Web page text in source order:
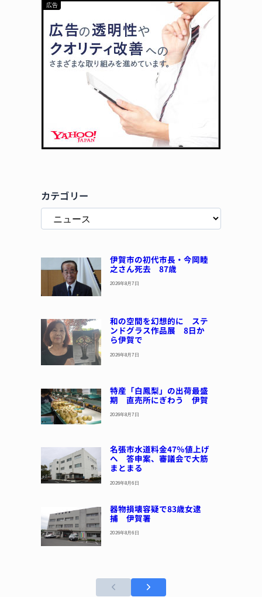
カテゴリー
伊賀市の初代市長・今岡睦
之さん死去 87歳
2026年8月7日
和の空間を幻想的に ステ
ンドグラス作品展 8日か
ら伊賀で
2026年8月7日
特産「白鳳梨」の出荷最盛
期 直売所にぎわう 伊賀
2026年8月7日
名張市水道料金47％値上げ
へ 答申案、審議会で大筋
まとまる
2026年8月6日
器物損壊容疑で83歳女逮
捕 伊賀署
2026年8月6日